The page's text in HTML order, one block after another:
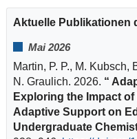
Aktuelle Publikationen
Mai 2026
Martin, P. P., M. Kubsch,
N. Graulich. 2026. “
Exploring the Impact
Adaptive Support on
Undergraduate